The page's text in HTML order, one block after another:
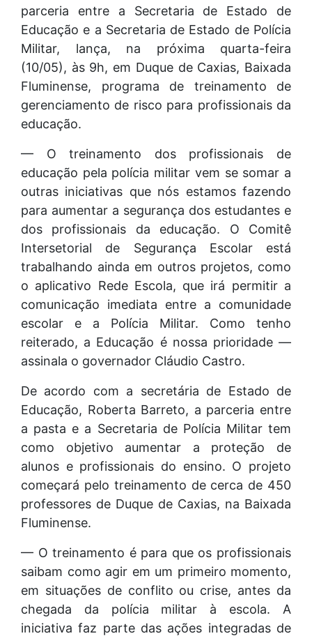
parceria entre a Secretaria de Estado de
Educação e a Secretaria de Estado de Polícia
Militar, lança, na próxima quarta-feira
(10/05), às 9h, em Duque de Caxias, Baixada
Fluminense, programa de treinamento de
gerenciamento de risco para profissionais da
educação.
— O treinamento dos profissionais de
educação pela polícia militar vem se somar a
outras iniciativas que nós estamos fazendo
para aumentar a segurança dos estudantes e
dos profissionais da educação. O Comitê
Intersetorial de Segurança Escolar está
trabalhando ainda em outros projetos, como
o aplicativo Rede Escola, que irá permitir a
comunicação imediata entre a comunidade
escolar e a Polícia Militar. Como tenho
reiterado, a Educação é nossa prioridade —
assinala o governador Cláudio Castro.
De acordo com a secretária de Estado de
Educação, Roberta Barreto, a parceria entre
a pasta e a Secretaria de Polícia Militar tem
como objetivo aumentar a proteção de
alunos e profissionais do ensino. O projeto
começará pelo treinamento de cerca de 450
professores de Duque de Caxias, na Baixada
Fluminense.
— O treinamento é para que os profissionais
saibam como agir em um primeiro momento,
em situações de conflito ou crise, antes da
chegada da polícia militar à escola. A
iniciativa faz parte das ações integradas de